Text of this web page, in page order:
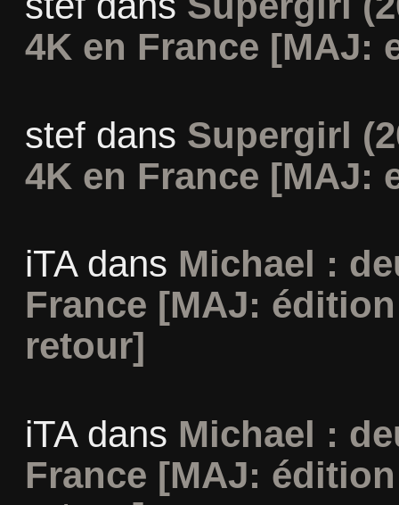
4K en France [MAJ:
stefdans Supergirl
4K en France [MAJ:
iTAdans Michael :
France [MAJ:
retour]
iTAdans Michael :
France [MAJ: